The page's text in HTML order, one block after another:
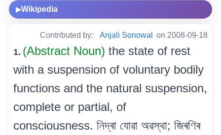
▶Wikipedia
Contributed by: Anjali Sonowal on 2008-09-18
1. (Abstract Noun) the state of rest
with a suspension of voluntary bodily
functions and the natural suspension,
complete or partial, of
consciousness. নিদ্ৰা যোৱা অৱস্থা; জিৰণিৰ